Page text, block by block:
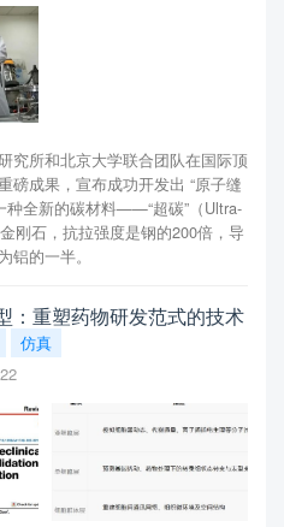
究所和北京大学联合团队在国际顶
磅成果，宣布成功开发出 “原子缝
种全新的碳材料——“超碳”（Ultra-
刚石，抗拉强度是钢的200倍，导
铝的一半。
：重塑药物研发范式的技术
仿真